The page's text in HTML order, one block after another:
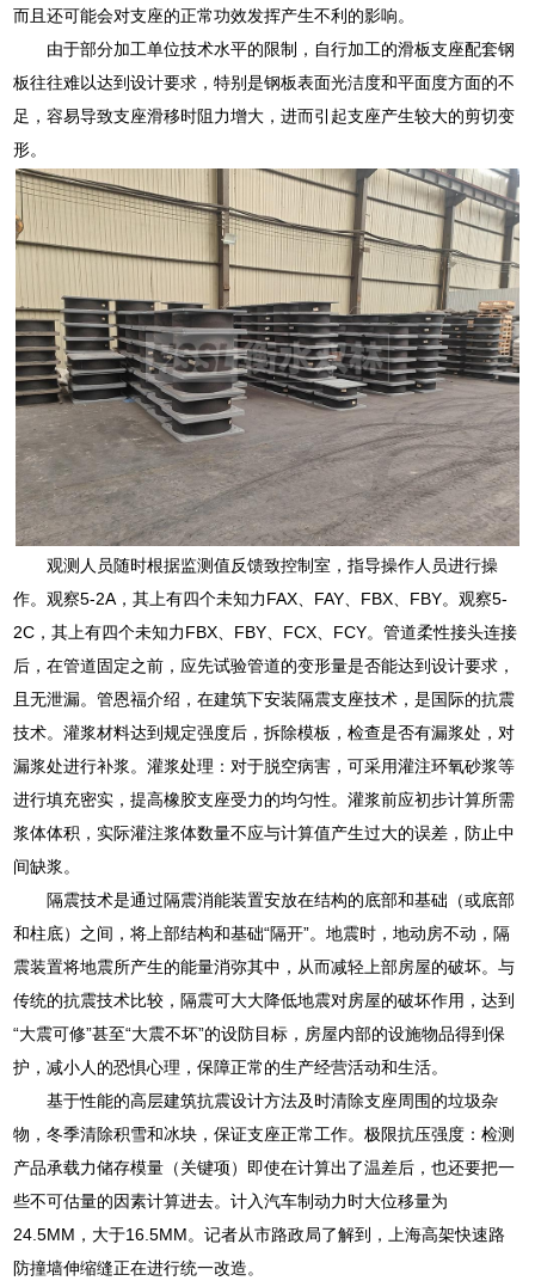
而且还可能会对支座的正常功效发挥产生不利的影响。
由于部分加工单位技术水平的限制，自行加工的滑板支座配套钢
板往往难以达到设计要求，特别是钢板表面光洁度和平面度方面的不
足，容易导致支座滑移时阻力增大，进而引起支座产生较大的剪切变
形。
观测人员随时根据监测值反馈致控制室，指导操作人员进行操
作。观察5-2A，其上有四个未知力FAX、FAY、FBX、FBY。观察5-
2C，其上有四个未知力FBX、FBY、FCX、FCY。管道柔性接头连接
后，在管道固定之前，应先试验管道的变形量是否能达到设计要求，
且无泄漏。管恩福介绍，在建筑下安装隔震支座技术，是国际的抗震
技术。灌浆材料达到规定强度后，拆除模板，检查是否有漏浆处，对
漏浆处进行补浆。灌浆处理：对于脱空病害，可采用灌注环氧砂浆等
进行填充密实，提高橡胶支座受力的均匀性。灌浆前应初步计算所需
浆体体积，实际灌注浆体数量不应与计算值产生过大的误差，防止中
间缺浆。
隔震技术是通过隔震消能装置安放在结构的底部和基础（或底部
和柱底）之间，将上部结构和基础“隔开”。地震时，地动房不动，隔
震装置将地震所产生的能量消弥其中，从而减轻上部房屋的破坏。与
传统的抗震技术比较，隔震可大大降低地震对房屋的破坏作用，达到
“大震可修”甚至“大震不坏”的设防目标，房屋内部的设施物品得到保
护，减小人的恐惧心理，保障正常的生产经营活动和生活。
基于性能的高层建筑抗震设计方法及时清除支座周围的垃圾杂
物，冬季清除积雪和冰块，保证支座正常工作。极限抗压强度：检测
产品承载力储存模量（关键项）即使在计算出了温差后，也还要把一
些不可估量的因素计算进去。计入汽车制动力时大位移量为
24.5MM，大于16.5MM。记者从市路政局了解到，上海高架快速路
防撞墙伸缩缝正在进行统一改造。